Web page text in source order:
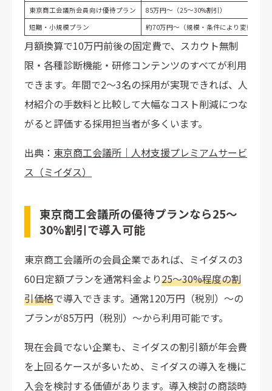
東京商工会議所会員向け優待プラン
85万円〜（25〜30%割引）
短期・小規模プラン
約70万円〜（規模・条件により変動）
月額換算で10万円前後の固定費で、スカウト無制
限・各種診断機能・研修コンテンツのすべてが利用
できます。年間で2〜3名の採用が実現できれば、人
材紹介の手数料と比較して大幅なコスト削減につな
がると評価する採用担当者が多くいます。
出典： 東京商工会議所｜人材支援プレミアムサービ
ス（ミイダス）
東京商工会議所の優待プランなら25〜
30%割引で導入可能
東京商工会議所の会員企業であれば、ミイダスの3
60日定額プランを通常料金より25〜30%程度の割
引価格で導入できます。通常120万円（税別）〜の
プランが85万円（税別）〜から利用可能です。
現在会員でない企業も、ミイダスの割引額が年会費
を上回るケースが多いため、ミイダスの導入を機に
入会を検討する価値があります。導入検討の商談時